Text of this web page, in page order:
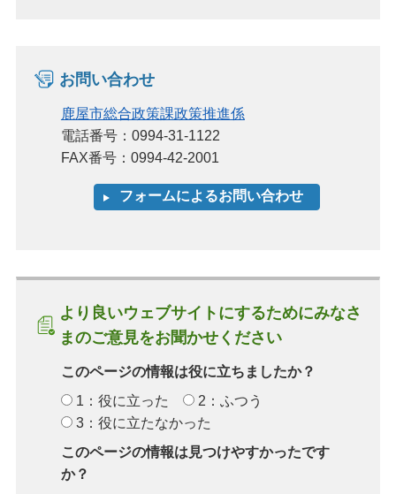
お問い合わせ
鹿屋市総合政策課政策推進係
電話番号：0994-31-1122
FAX番号：0994-42-2001
より良いウェブサイトにするためにみなさ
まのご意見をお聞かせください
このページの情報は役に立ちましたか？
1：役に立った
2：ふつう
3：役に立たなかった
このページの情報は見つけやすかったです
か？